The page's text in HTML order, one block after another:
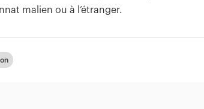
malien ou à l’étranger.